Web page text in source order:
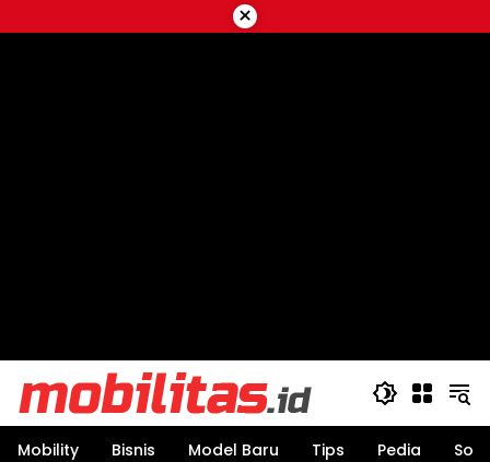
to
×
Mobility Bisnis Model Baru Tips Pedia